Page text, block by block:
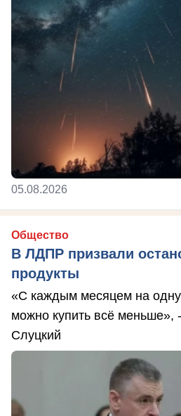
05.08.2026
Общество
В ЛДПР призвали
продукты
«С каждым месяцем на
можно купить всё меньше»,
Слуцкий